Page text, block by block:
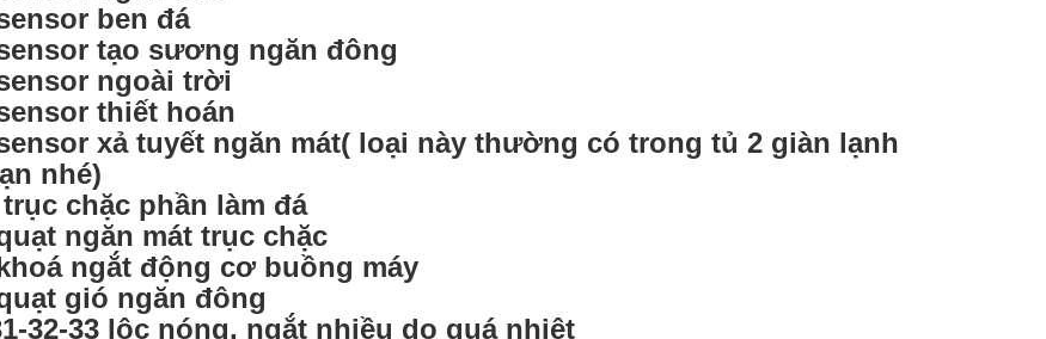
ben đá
tạo sương ngăn đông
ngoài trời
thiết hoán
xả tuyết ngăn mát( loại này thường có trong tủ 2 giàn lạnh
nhé)
trục chặc phần làm đá
ngăn mát trục chặc
ngắt động cơ buồng máy
gió ngăn đông
32-33 lôc nóng, ngắt nhiều do quá nhiệt